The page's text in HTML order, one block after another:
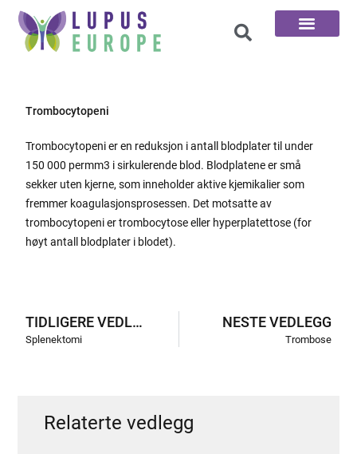
Trombocytopeni
Trombocytopeni er en reduksjon i antall blodplater til under
150 000 permm3 i sirkulerende blod. Blodplatene er små
sekker uten kjerne, som inneholder aktive kjemikalier som
fremmer koagulasjonsprosessen. Det motsatte av
trombocytopeni er trombocytose eller hyperplatettose (for
høyt antall blodplater i blodet).
TIDLIGERE VEDLEGG
Splenektomi
NESTE VEDLEGG
Trombose
Relaterte vedlegg